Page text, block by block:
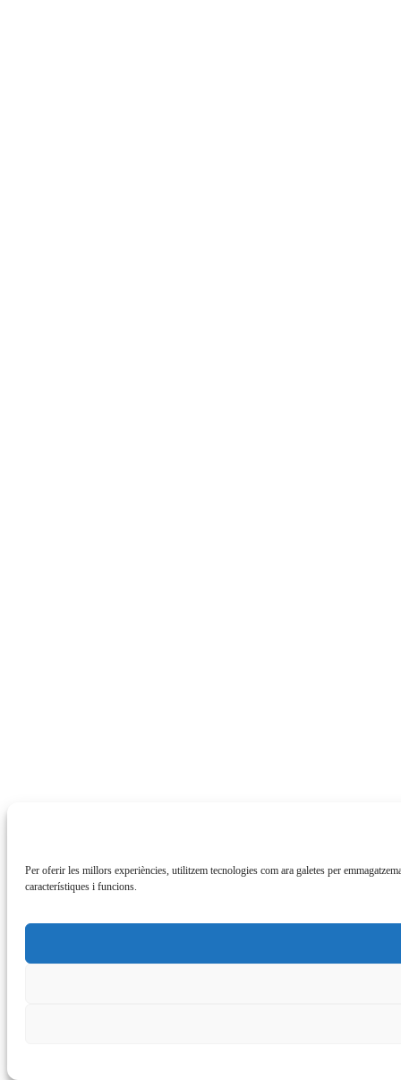
Per oferir les millors experiències, utilitzem tecnologies com ara galetes per
característiques i funcions.